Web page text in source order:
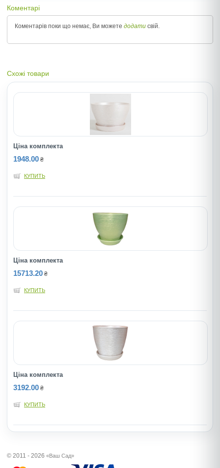
Коментарі
Коментарів поки що немає, Ви можете додати свій.
Схожі товари
Ціна комплекта
1948.00 ₴
КУПИТЬ
Ціна комплекта
15713.20 ₴
КУПИТЬ
Ціна комплекта
3192.00 ₴
КУПИТЬ
© 2011 - 2026 «Ваш Сад»